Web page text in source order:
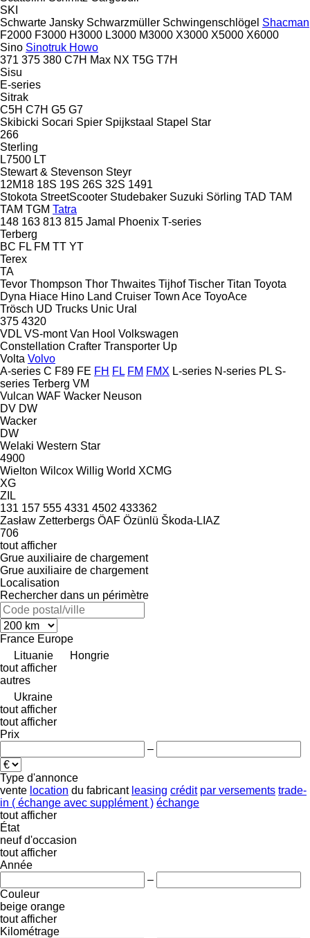
SKI
Schwarte Jansky Schwarzmüller Schwingenschlögel Shacman
F2000 F3000 H3000 L3000 M3000 X3000 X5000 X6000
Sino Sinotruk Howo
371 375 380 C7H Max NX T5G T7H
Sisu
E-series
Sitrak
C5H C7H G5 G7
Skibicki Socari Spier Spijkstaal Stapel Star
266
Sterling
L7500 LT
Stewart & Stevenson Steyr
12M18 18S 19S 26S 32S 1491
Stokota StreetScooter Studebaker Suzuki Sörling TAD TAM
TAM TGM Tatra
148 163 813 815 Jamal Phoenix T-series
Terberg
BC FL FM TT YT
Terex
TA
Tevor Thompson Thor Thwaites Tijhof Tischer Titan Toyota
Dyna Hiace Hino Land Cruiser Town Ace ToyoAce
Trösch UD Trucks Unic Ural
375 4320
VDL VS-mont Van Hool Volkswagen
Constellation Crafter Transporter Up
Volta Volvo
A-series C F89 FE FH FL FM FMX L-series N-series PL S-
series Terberg VM
Vulcan WAF Wacker Neuson
DV DW
Wacker
DW
Welaki Western Star
4900
Wielton Wilcox Willig World XCMG
XG
ZIL
131 157 555 4331 4502 433362
Zasław Zetterbergs ÖAF Özünlü Škoda-LIAZ
706
tout afficher
Grue auxiliaire de chargement
Grue auxiliaire de chargement
Localisation
Rechercher dans un périmètre
France Europe
Lituanie
Hongrie
tout afficher
autres
Ukraine
tout afficher
tout afficher
Prix
–
Type d'annonce
vente location du fabricant leasing crédit par versements trade-
in ( échange avec supplément ) échange
tout afficher
État
neuf d'occasion
tout afficher
Année
–
Couleur
beige orange
tout afficher
Kilométrage